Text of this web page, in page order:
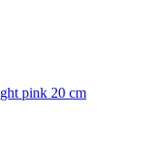
pink 20 cm